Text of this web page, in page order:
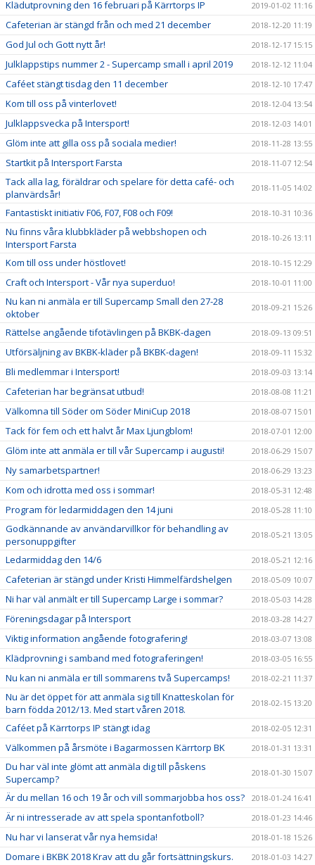
Klädutprovning den 16 februari på Kärrtorps IP 2019-01-02 11:16
Cafeterian är stängd från och med 21 december 2018-12-20 11:19
God Jul och Gott nytt år! 2018-12-17 15:15
Julklappstips nummer 2 - Supercamp small i april 2019 2018-12-12 11:04
Caféet stängt tisdag den 11 december 2018-12-10 17:47
Kom till oss på vinterlovet! 2018-12-04 13:54
Julklappsvecka på Intersport! 2018-12-03 14:01
Glöm inte att gilla oss på sociala medier! 2018-11-28 13:55
Startkit på Intersport Farsta 2018-11-07 12:54
Tack alla lag, föräldrar och spelare för detta café- och
planvärdsår!
2018-11-05 14:02
Fantastiskt initiativ F06, F07, F08 och F09! 2018-10-31 10:36
Nu finns våra klubbkläder på webbshopen och
Intersport Farsta
2018-10-26 13:11
Kom till oss under höstlovet! 2018-10-15 12:29
Craft och Intersport - Vår nya superduo! 2018-10-01 11:00
Nu kan ni anmäla er till Supercamp Small den 27-28
oktober
2018-09-21 15:26
Rättelse angående tifotävlingen på BKBK-dagen 2018-09-13 09:51
Utförsäljning av BKBK-kläder på BKBK-dagen! 2018-09-11 15:32
Bli medlemmar i Intersport! 2018-09-03 13:14
Cafeterian har begränsat utbud! 2018-08-08 11:21
Välkomna till Söder om Söder MiniCup 2018 2018-08-07 15:01
Tack för fem och ett halvt år Max Ljungblom! 2018-07-01 12:00
Glöm inte att anmäla er till vår Supercamp i augusti! 2018-06-29 15:07
Ny samarbetspartner! 2018-06-29 13:23
Kom och idrotta med oss i sommar! 2018-05-31 12:48
Program för ledarmiddagen den 14 juni 2018-05-28 11:10
Godkännande av användarvillkor för behandling av
personuppgifter
2018-05-21 13:05
Ledarmiddag den 14/6 2018-05-21 12:16
Cafeterian är stängd under Kristi Himmelfärdshelgen 2018-05-09 10:07
Ni har väl anmält er till Supercamp Large i sommar? 2018-05-03 14:28
Föreningsdagar på Intersport 2018-03-28 14:27
Viktig information angående fotografering! 2018-03-07 13:08
Klädprovning i samband med fotograferingen! 2018-03-05 16:55
Nu kan ni anmäla er till sommarens två Supercamps! 2018-02-21 11:37
Nu är det öppet för att anmäla sig till Knatteskolan för
barn födda 2012/13. Med start våren 2018.
2018-02-15 13:20
Caféet på Kärrtorps IP stängt idag 2018-02-05 12:31
Välkommen på årsmöte i Bagarmossen Kärrtorp BK 2018-01-31 13:31
Du har väl inte glömt att anmäla dig till påskens
Supercamp?
2018-01-30 15:07
Är du mellan 16 och 19 år och vill sommarjobba hos oss? 2018-01-24 16:41
Är ni intresserade av att spela spontanfotboll? 2018-01-23 14:46
Nu har vi lanserat vår nya hemsida! 2018-01-18 15:26
Domare i BKBK 2018 Krav att du går fortsättningskurs. 2018-01-03 14:27